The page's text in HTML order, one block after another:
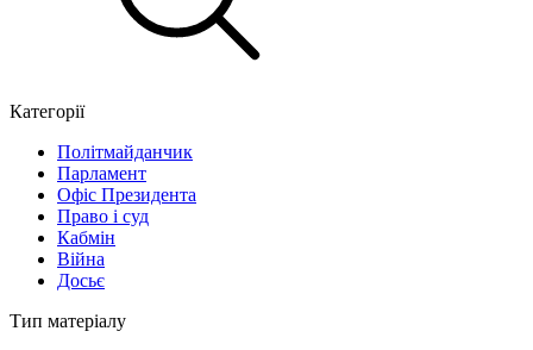
Категорії
Політмайданчик
Парламент
Офіс Президента
Право і суд
Кабмін
Війна
Досьє
Тип матеріалу